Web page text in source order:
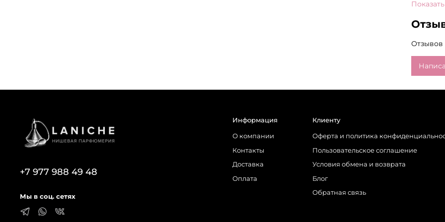
Отзывов
Информация
О компании
Контакты
Доставка
Оплата
Клиенту
Оферта и политика
Пользовательское соглашение
Условия обмена и возврата
Блог
Обратная связь
+7 977 988 49 48
Мы в соц. сетях